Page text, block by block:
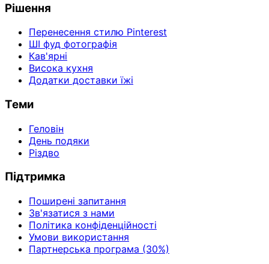
Рішення
Перенесення стилю Pinterest
ШІ фуд фотографія
Кав'ярні
Висока кухня
Додатки доставки їжі
Теми
Геловін
День подяки
Різдво
Підтримка
Поширені запитання
Зв'язатися з нами
Політика конфіденційності
Умови використання
Партнерська програма (30%)